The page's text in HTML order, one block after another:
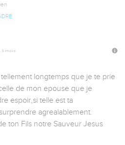
5 mois
longtemps que je te prie
de mon epouse que je
espoir,si telle est ta
agrealablement.
ton Fils notre Sauveur Jesus